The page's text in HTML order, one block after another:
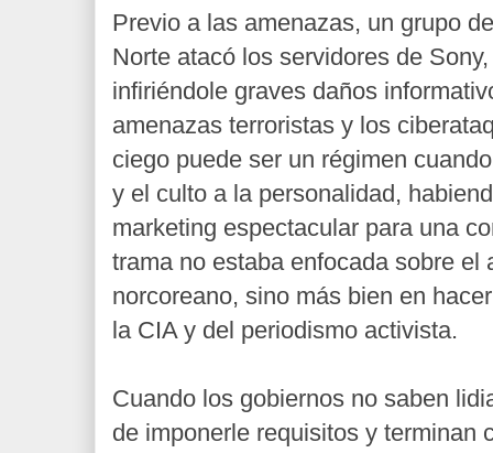
Previo a las amenazas, un grupo
Norte atacó los servidores de
infiriéndole graves daños
amenazas terroristas y los
ciego puede ser un régimen
y el culto a la personalidad,
marketing espectacular para una
trama no estaba enfocada sobre el
norcoreano, sino más bien en
la CIA y del periodismo activista.
Cuando los gobiernos no saben
de imponerle requisitos y terminan